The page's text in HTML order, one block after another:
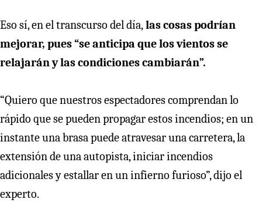
Eso sí, en el transcurso del día,las cosas podrían
mejorar, pues “se anticipa que los vientos se
relajarán y las condiciones cambiarán”.
“Quiero que nuestros espectadores comprendan lo
rápido que se pueden propagar estos incendios; en un
instante una brasa puede atravesar una carretera, la
extensión de una autopista, iniciar incendios
adicionales y estallar en un infierno furioso”, dijo el
experto.